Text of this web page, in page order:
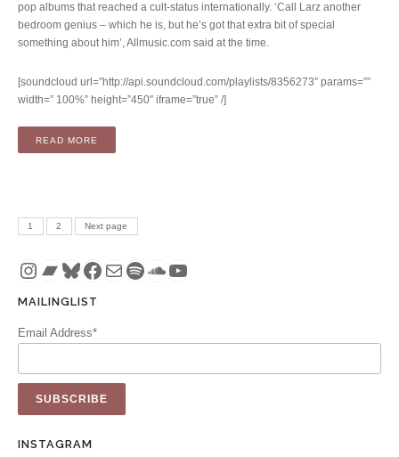
pop albums that reached a cult-status internationally. ‘Call Larz another
bedroom genius – which he is, but he’s got that extra bit of special
something about him’, Allmusic.com said at the time.
[soundcloud url=”http://api.soundcloud.com/playlists/8356273″ params=””
width=” 100%” height=”450″ iframe=”true” /]
READ MORE
Posts pagination
PAGE
1 PAGE
2 Next page
Instagram
Bandcamp
Bluesky
Facebook
MailSpotify
SoundCloud
YouTube
MAILINGLIST
Email Address*
INSTAGRAM